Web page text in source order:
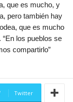
que es mucho, y
pero también hay
que es mucho
“En los pueblos se
compartirlo”
Twitter